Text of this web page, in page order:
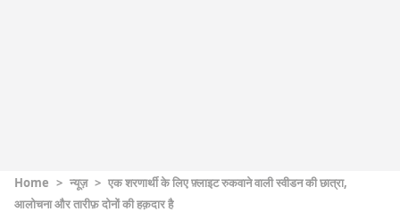
Home > न्यूज़ > एक शरणार्थी के लिए फ़्लाइट रुकवाने वाली स्वीडन की छात्रा,
आलोचना और तारीफ़ दोनों की हक़दार है